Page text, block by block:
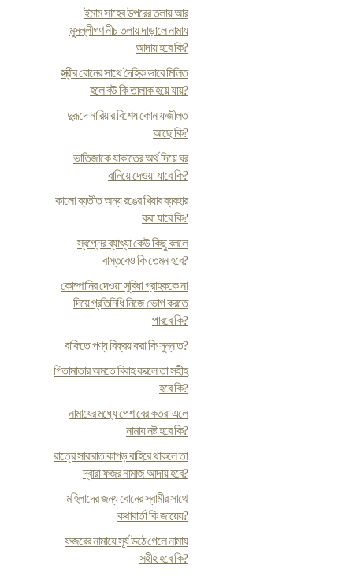
ইমাম সাহেব উপরের তলায় আর
মুসল্লীগণ নীচ তলায় দাড়ালে নামায
আদায় হবে কি?
স্ত্রীর বোনের সাথে দৈহিক ভাবে মিলিত
হলে বউ কি তালাক হয়ে যায়?
দুরূদে নারিয়ার বিশেষ কোন ফজীলত
আছে কি?
ভাতিজাকে যাকাতের অর্থ দিয়ে ঘর
বানিয়ে দেওয়া যাবে কি?
কালো ব্যতীত অন্য রঙের খিযাব ব্যবহার
করা যাবে কি?
স্বপ্নের ব্যাখ্যা কেউ কিছু বললে
বাস্তবেও কি তেমন হবে?
কোম্পানির দেওয়া সুবিধা গ্রাহককে না
দিয়ে প্রতিনিধি নিজে ভোগ করতে
পারবে কি?
বাকিতে পণ্য বিক্রয় করা কি সুন্নাত?
পিতামাতার অমতে বিবাহ করলে তা সহীহ
হবে কি?
নামাযের মধ্যে পেশাবের কতরা এলে
নামায নষ্ট হবে কি?
রাত্রে সারারাত কাপড় বাহিরে থাকলে তা
দ্বারা ফজর নামাজ আদায় হবে?
মহিলাদের জন্য বোনের স্বামীর সাথে
কথাবার্তা কি জায়েয?
ফজরের নামাযে সূর্য উঠে গেলে নামায
সহীহ হবে কি?